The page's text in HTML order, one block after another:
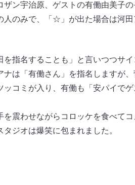
ザン宇治原、ゲストの有働由美子
人のみで、「☆」が出た場合は河
を指名することも」と言いつつサ
は「有働さん」を指名しますが
ッコミが入り、有働も「安パイ
震わせながらコロッケを食べて
ジオは爆笑に包まれました。